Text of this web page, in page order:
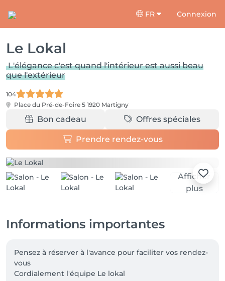
FR Connexion
Le Lokal
L'élégance c'est quand l'intérieur est aussi beau
que l'extérieur
104
Place du Pré-de-Foire 5 1920 Martigny
Bon cadeau Offres spéciales
Prendre rendez-vous
Afficher
plus
Informations importantes
Pensez à réserver à l'avance pour faciliter vos rendez-
vous